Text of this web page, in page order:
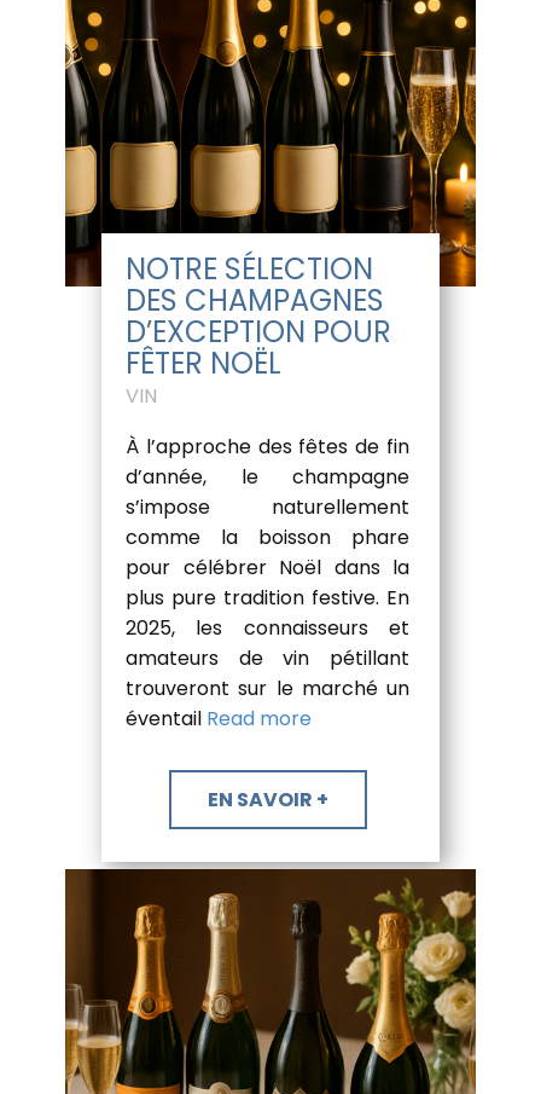
NOTRE SÉLECTION
DES CHAMPAGNES
D’EXCEPTION POUR
FÊTER NOËL
VIN
À l’approche des fêtes de fin
d’année, le champagne
s’impose naturellement
comme la boisson phare
pour célébrer Noël dans la
plus pure tradition festive. En
2025, les connaisseurs et
amateurs de vin pétillant
trouveront sur le marché un
éventail Read more
​EN SAVOIR +